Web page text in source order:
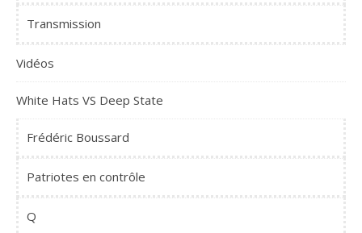
Transmission
Vidéos
White Hats VS Deep State
Frédéric Boussard
Patriotes en contrôle
Q